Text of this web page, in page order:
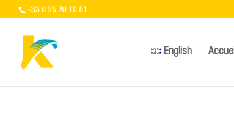
+33 6 25 79 16 51
English Accueil